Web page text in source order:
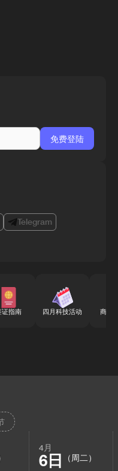
Telegram
证指南 四月科技活动 商务
4月
6日 （周二）